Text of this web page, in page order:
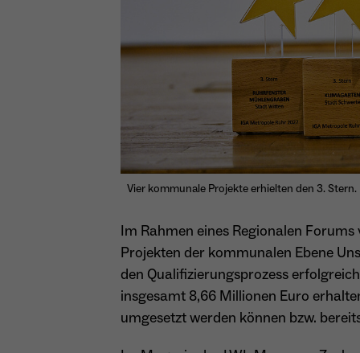
Vier kommunale Projekte erhielten den 3.
Im Rahmen eines Regionalen
Projekten der kommunalen Ebene
den Qualifizierungsprozess
insgesamt 8,66 Millionen Euro
umgesetzt werden können bzw.